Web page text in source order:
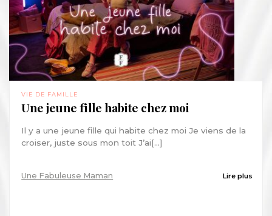
VIE DE FAMILLE
Une jeune fille habite chez moi
Il y a une jeune fille qui habite chez moi Je viens de la
croiser, juste sous mon toit J’ai[...]
Une Fabuleuse Maman Lire plus